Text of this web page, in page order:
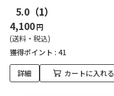
5.0 （1）
4,100円
(送料・税込)
獲得ポイント : 41
詳細 カートに入れる